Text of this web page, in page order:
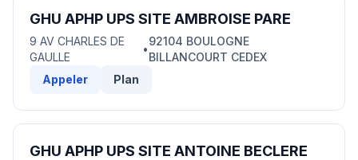
GHU APHP UPS SITE AMBROISE PARE
9 AV CHARLES DE
GAULLE
•
92104 BOULOGNE
BILLANCOURT CEDEX
Appeler
Plan
GHU APHP UPS SITE ANTOINE BECLERE